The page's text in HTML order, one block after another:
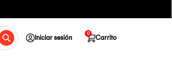
Iniciar sesión Carrito
0